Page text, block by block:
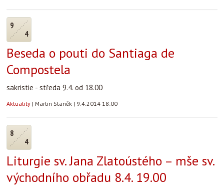
9
4
Beseda o pouti do Santiaga de
Compostela
sakristie - středa 9.4. od 18.00
Aktuality | Martin Staněk | 9.4.2014 18:00
8
4
Liturgie sv. Jana Zlatoústého – mše sv.
východního obřadu 8.4. 19.00